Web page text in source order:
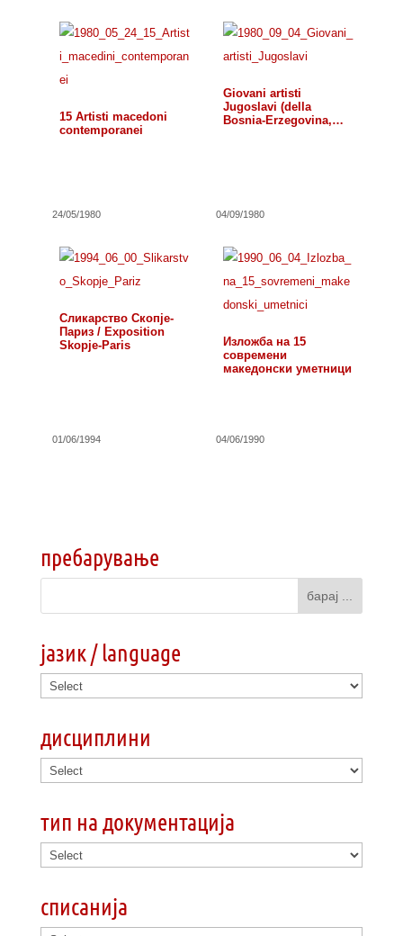
15 Artisti macedoni
contemporanei
24/05/1980
Giovani artisti
Jugoslavi (della
Bosnia-Erzegovina,…
04/09/1980
Сликарство Скопје-
Париз / Exposition
Skopje-Paris
01/06/1994
Изложба на 15
современи
македонски уметници
04/06/1990
пребарување
јазик / language
дисциплини
тип на документација
списанија